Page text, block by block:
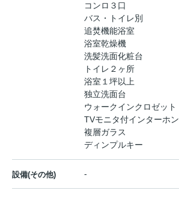
コンロ３口
バス・トイレ別
追焚機能浴室
浴室乾燥機
洗髪洗面化粧台
トイレ２ヶ所
浴室１坪以上
独立洗面台
ウォークインクロゼット
TVモニタ付インターホン
複層ガラス
ディンプルキー
設備(その他) -